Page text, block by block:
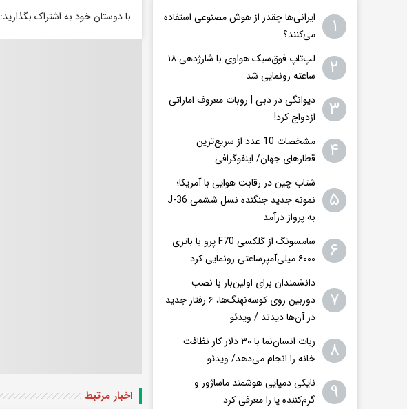
با دوستان خود به اشتراک بگذارید:
اخبار مرتبط
۱
ایرانی‌ها چقدر از هوش مصنوعی استفاده
می‌کنند؟
۲
لپ‌تاپ فوق‌سبک هواوی با شارژدهی ۱۸
ساعته رونمایی شد
۳
دیوانگی در دبی | روبات معروف اماراتی
ازدواج کرد!
۴
مشخصات 10 عدد از سریع‌ترین
قطارهای جهان/ اینفوگرافی
۵
شتاب چین در رقابت هوایی با آمریکا؛
نمونه جدید جنگنده نسل ششمی J-36
به پرواز درآمد
۶
سامسونگ از گلکسی F70 پرو با باتری
۶۰۰۰ میلی‌آمپرساعتی رونمایی کرد
۷
دانشمندان برای اولین‌بار با نصب
دوربین روی کوسه‌نهنگ‌ها، ۶ رفتار جدید
در آن‌ها دیدند / ویدئو
۸
ربات انسان‌نما با ۳۰ دلار کار نظافت
خانه را انجام می‌دهد/ ویدئو
۹
نایکی دمپایی هوشمند ماساژور و
گرم‌کننده پا را معرفی کرد